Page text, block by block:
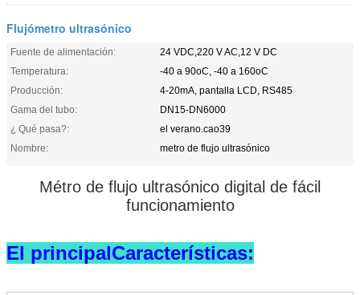
Flujómetro ultrasónico
Fuente de alimentación:
24 VDC,220 V AC,12 V DC
Temperatura:
-40 a 90oC, -40 a 160oC
Producción:
4-20mA, pantalla LCD, RS485
Gama del tubo:
DN15-DN6000
¿ Qué pasa?:
el verano.cao39
Nombre:
metro de flujo ultrasónico
Métro de flujo ultrasónico digital de fácil
funcionamiento
El principalCaracterísticas: